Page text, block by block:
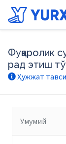
Фуқаролик
рад этиш
Ҳужжат
Умумий